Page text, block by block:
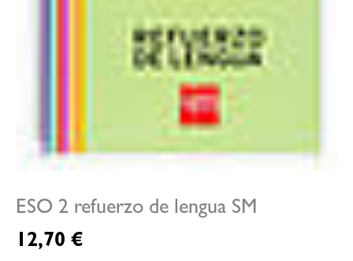
ESO 2 refuerzo de lengua SM
12,70 €